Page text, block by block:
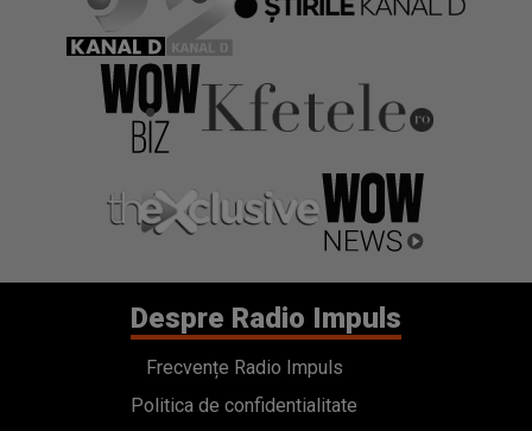
Despre Radio Impuls
Frecvențe Radio Impuls
Politica de confidentialitate